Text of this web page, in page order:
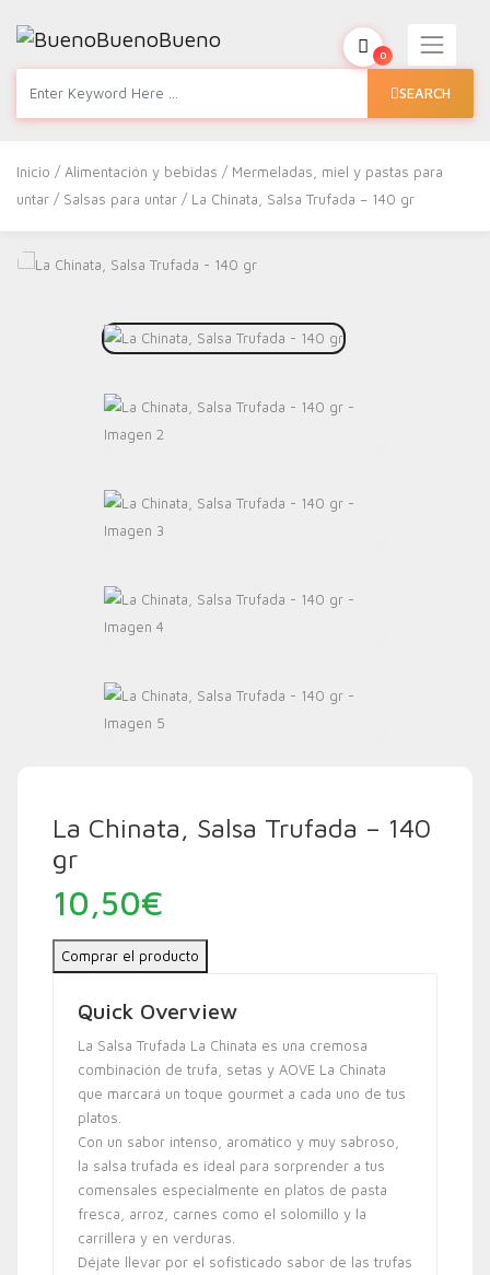
SEARCH
0
Inicio / Alimentación y bebidas / Mermeladas, miel y pastas para
untar / Salsas para untar / La Chinata, Salsa Trufada – 140 gr
La Chinata, Salsa Trufada – 140
gr
10,50€
Comprar el producto
Quick Overview
La Salsa Trufada La Chinata es una cremosa
combinación de trufa, setas y AOVE La Chinata
que marcará un toque gourmet a cada uno de tus
platos.
Con un sabor intenso, aromático y muy sabroso,
la salsa trufada es ideal para sorprender a tus
comensales especialmente en platos de pasta
fresca, arroz, carnes como el solomillo y la
carrillera y en verduras.
Déjate llevar por el sofisticado sabor de las trufas